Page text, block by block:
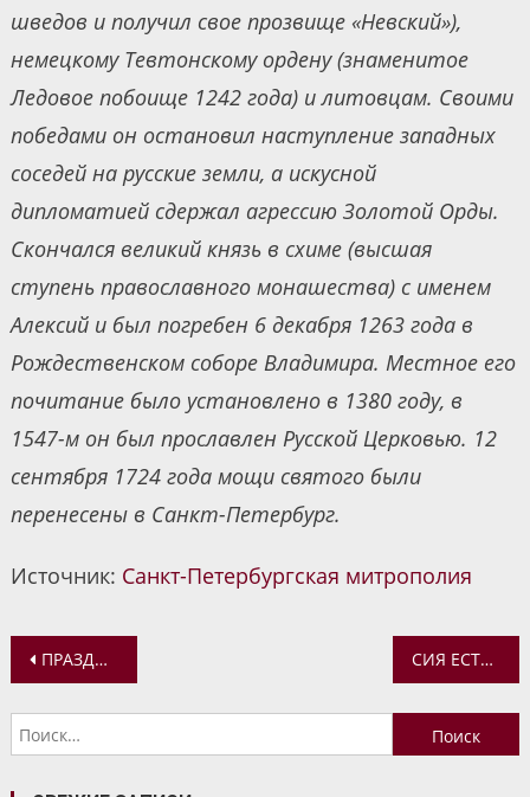
шведов и получил свое прозвище «Невский»),
немецкому Тевтонскому ордену (знаменитое
Ледовое побоище 1242 года) и литовцам. Своими
победами он остановил наступление западных
соседей на русские земли, а искусной
дипломатией сдержал агрессию Золотой Орды.
Скончался великий князь в схиме (высшая
ступень православного монашества) с именем
Алексий и был погребен 6 декабря 1263 года в
Рождественском соборе Владимира. Местное его
почитание было установлено в 1380 году, в
1547-м он был прославлен Русской Церковью. 12
сентября 1724 года мощи святого были
перенесены в Санкт-Петербург.
Источник: Санкт-Петербургская митрополия
Навигация
по
записям
ПРАЗДНОВАНИЕ 800-ЛЕТИЯ БЛАГОВЕРНОГО КНЯЗЯ АЛЕКСАНДРА НЕВСКОГО НА ЕГО РОДИНЕ СИЯ ЕСТЬ ЖИЗНЬ ВЕЧНАЯ, ГОВОРИТ СЛОВО БОЖИЕ
Найти: